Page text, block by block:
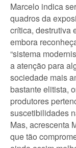
Marcelo indica
quadros da
crítica, destrutiva
embora
“sistema
a atenção para
sociedade mais
bastante elitista,
produtores
suscetibilidades
Mas, acrescenta
que tão